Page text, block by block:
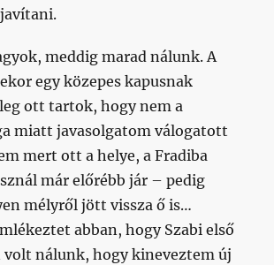
meddig marad nálunk. A
egy közepes kapusnak
ott tartok, hogy nem a
miatt javasolgatom válogatott
mert ott a helye, a Fradiba
már előrébb jár – pedig
mélyről jött vissza ő is…
abban, hogy Szabi első
volt nálunk, hogy kineveztem új